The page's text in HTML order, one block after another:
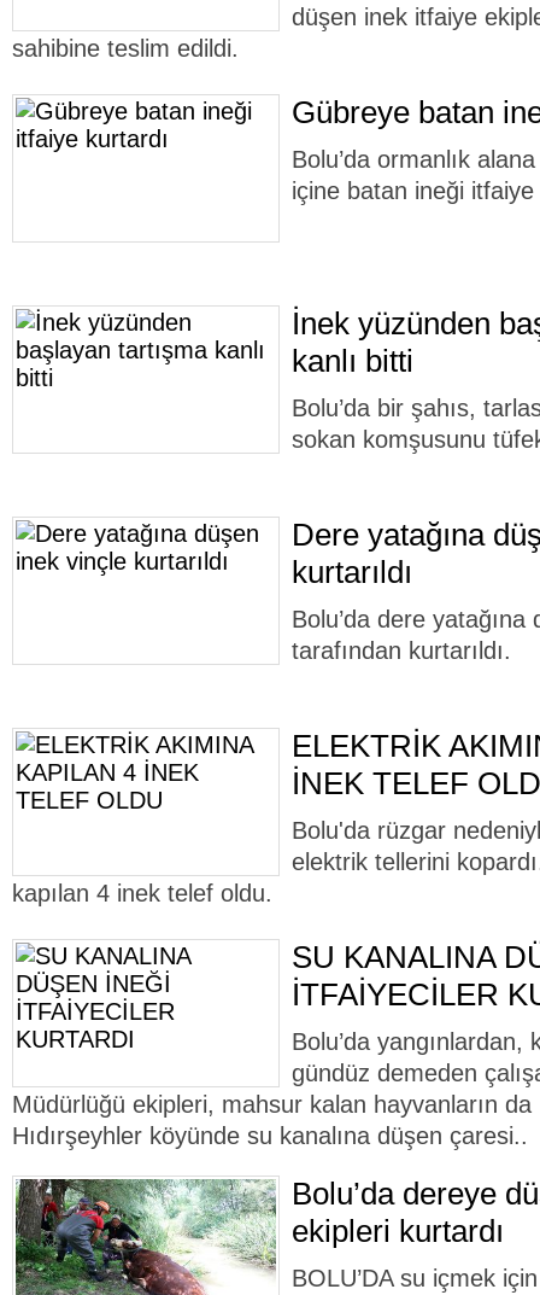
düşen inek itfaiye
sahibine teslim edildi.
Gübreye batan
Bolu’da ormanlık
içine batan ineği
İnek yüzünden
kanlı bitti
Bolu’da bir şahıs,
sokan komşusunu
Dere yatağına
kurtarıldı
Bolu’da dere
tarafından kurtarıldı.
ELEKTRİK
İNEK TELEF
Bolu'da rüzgar
elektrik tellerini
kapılan 4 inek telef oldu.
SU KANALINA
İTFAİYECİLER
Bolu’da
gündüz demeden
Müdürlüğü ekipleri, mahsur kalan hayvanların da
Hıdırşeyhler köyünde su kanalına düşen çaresi..
Bolu’da dereye
ekipleri kurtardı
BOLU’DA su içmek